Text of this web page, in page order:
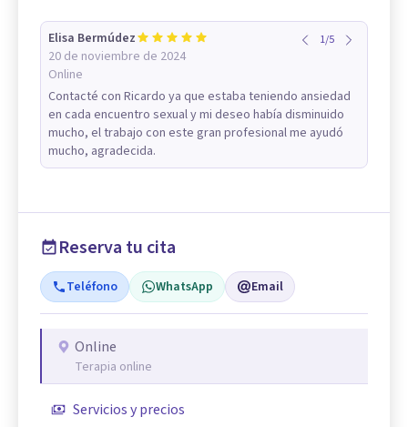
Elisa Bermúdez
20 de noviembre de 2024
Online
1/5
Contacté con Ricardo ya que estaba teniendo ansiedad
en cada encuentro sexual y mi deseo había disminuido
mucho, el trabajo con este gran profesional me ayudó
mucho, agradecida.
Reserva tu cita
Teléfono WhatsApp Email
Online
Terapia online
Servicios y precios